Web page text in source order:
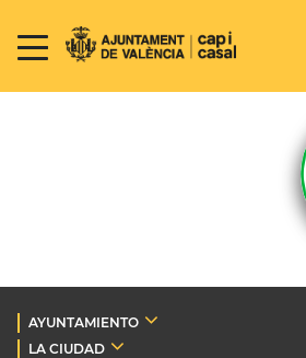
AYUNTAMIENTO
LA CIUDAD